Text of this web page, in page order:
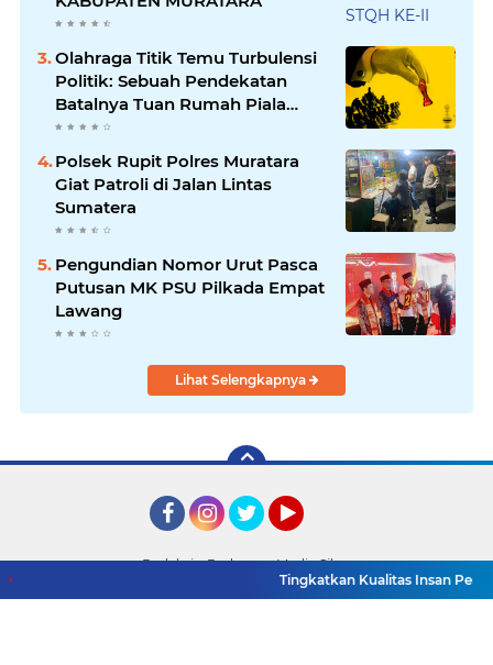
Olahraga Titik Temu Turbulensi
Politik: Sebuah Pendekatan
Batalnya Tuan Rumah Piala
Dunia U-20
Polsek Rupit Polres Muratara
Giat Patroli di Jalan Lintas
Sumatera
Pengundian Nomor Urut Pasca
Putusan MK PSU Pilkada Empat
Lawang
Lihat Selengkapnya
Redaksi
Pedoman Media Siber
Tingkatkan Kualitas Insan Pers,
2026 Detik TV Sumsel